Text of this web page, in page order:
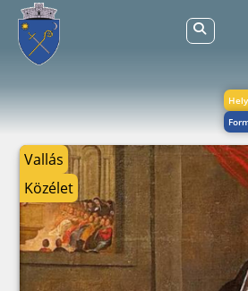
Vallás
Közélet